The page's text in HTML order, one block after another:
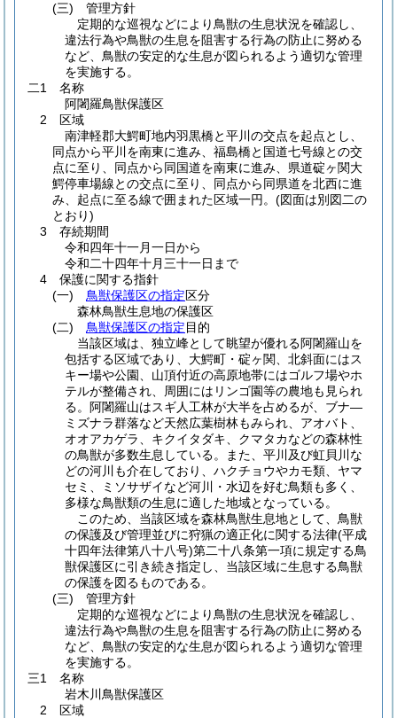
(三) 管理方針
定期的な巡視などにより鳥獣の生息状況を確認し、
違法行為や鳥獣の生息を阻害する行為の防止に努める
など、鳥獣の安定的な生息が図られるよう適切な管理
を実施する。
二1 名称
阿闍羅鳥獣保護区
2 区域
南津軽郡大鰐町地内羽黒橋と平川の交点を起点とし、
同点から平川を南東に進み、福島橋と国道七号線との交
点に至り、同点から同国道を南東に進み、県道碇ヶ関大
鰐停車場線との交点に至り、同点から同県道を北西に進
み、起点に至る線で囲まれた区域一円。 (図面は別図二の
とおり)
3 存続期間
令和四年十一月一日から
令和二十四年十月三十一日まで
4 保護に関する指針
(一)
鳥獣保護区の指定区分
森林鳥獣生息地の保護区
(二)
鳥獣保護区の指定目的
当該区域は、独立峰として眺望が優れる阿闍羅山を
包括する区域であり、大鰐町・碇ヶ関、北斜面にはス
キー場や公園、山頂付近の高原地帯にはゴルフ場やホ
テルが整備され、周囲にはリンゴ園等の農地も見られ
る。阿闍羅山はスギ人工林が大半を占めるが、ブナ―
ミズナラ群落など天然広葉樹林もみられ、アオバト、
オオアカゲラ、キクイタダキ、クマタカなどの森林性
の鳥獣が多数生息している。また、平川及び虹貝川な
どの河川も介在しており、ハクチョウやカモ類、ヤマ
セミ、ミソサザイなど河川・水辺を好む鳥類も多く、
多様な鳥獣類の生息に適した地域となっている。
このため、当該区域を森林鳥獣生息地として、鳥獣
の保護及び管理並びに狩猟の適正化に関する法律(平成
十四年法律第八十八号)第二十八条第一項に規定する鳥
獣保護区に引き続き指定し、当該区域に生息する鳥獣
の保護を図るものである。
(三) 管理方針
定期的な巡視などにより鳥獣の生息状況を確認し、
違法行為や鳥獣の生息を阻害する行為の防止に努める
など、鳥獣の安定的な生息が図られるよう適切な管理
を実施する。
三1 名称
岩木川鳥獣保護区
2 区域